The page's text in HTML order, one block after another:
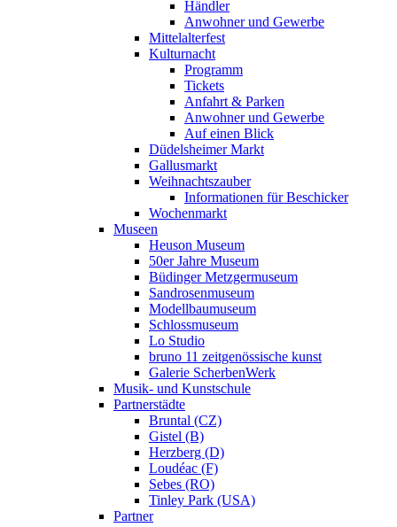
Händler
Anwohner und Gewerbe
Mittelalterfest
Kulturnacht
Programm
Tickets
Anfahrt & Parken
Anwohner und Gewerbe
Auf einen Blick
Düdelsheimer Markt
Gallusmarkt
Weihnachtszauber
Informationen für Beschicker
Wochenmarkt
Museen
Heuson Museum
50er Jahre Museum
Büdinger Metzgermuseum
Sandrosenmuseum
Modellbaumuseum
Schlossmuseum
Lo Studio
bruno 11 zeitgenössische kunst
Galerie ScherbenWerk
Musik- und Kunstschule
Partnerstädte
Bruntal (CZ)
Gistel (B)
Herzberg (D)
Loudéac (F)
Sebes (RO)
Tinley Park (USA)
Partner